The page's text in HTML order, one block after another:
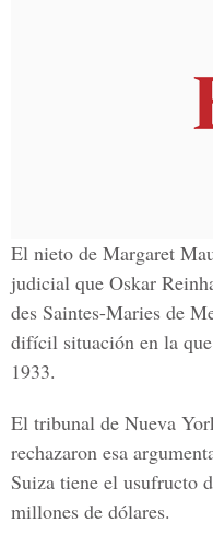
El nieto de Margaret
judicial que Oskar
des Saintes-Maries de
difícil situación en la
1933.
El tribunal de Nueva
rechazaron esa
Suiza tiene el usufructo
millones de dólares.